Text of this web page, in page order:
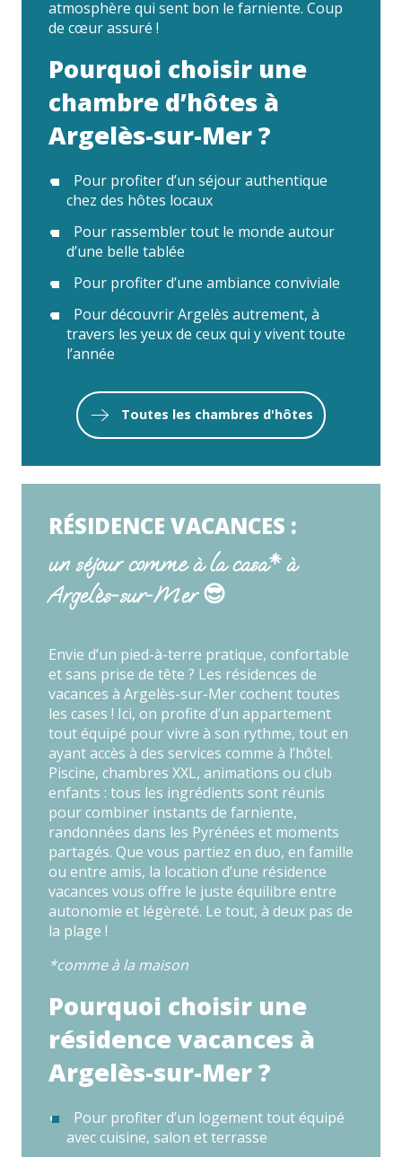
atmosphère qui sent bon le farniente. Coup
de cœur assuré !
Pourquoi choisir une
chambre d’hôtes à
Argelès-sur-Mer ?
Pour profiter d’un séjour authentique
chez des hôtes locaux
Pour rassembler tout le monde autour
d’une belle tablée
Pour profiter d’une ambiance conviviale
Pour découvrir Argelès autrement, à
travers les yeux de ceux qui y vivent toute
l’année
Toutes les chambres d'hôtes
RÉSIDENCE VACANCES :
un séjour comme à la casa* à
Argelès-sur-Mer 😎
Envie d’un pied-à-terre pratique, confortable
et sans prise de tête ? Les résidences de
vacances à Argelès-sur-Mer cochent toutes
les cases ! Ici, on profite d’un appartement
tout équipé pour vivre à son rythme, tout en
ayant accès à des services comme à l’hôtel.
Piscine, chambres XXL, animations ou club
enfants : tous les ingrédients sont réunis
pour combiner instants de farniente,
randonnées dans les Pyrénées et moments
partagés. Que vous partiez en duo, en famille
ou entre amis, la location d’une résidence
vacances vous offre le juste équilibre entre
autonomie et légèreté. Le tout, à deux pas de
la plage !
*comme à la maison
Pourquoi choisir une
résidence vacances à
Argelès-sur-Mer ?
Pour profiter d’un logement tout équipé
avec cuisine, salon et terrasse